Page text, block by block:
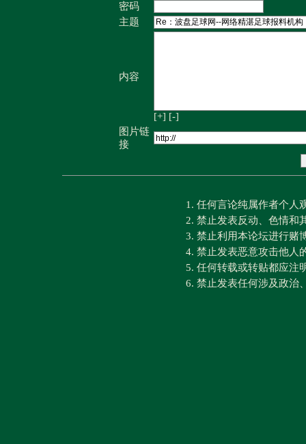
密码
主题
内容
[+] [-]
图片链
接
1. 任何言论纯属作者个人
2. 禁止发表反动、色情和
3. 禁止利用本论坛进行赌
4. 禁止发表恶意攻击他人
5. 任何转载或转贴都应注
6. 禁止发表任何涉及政治